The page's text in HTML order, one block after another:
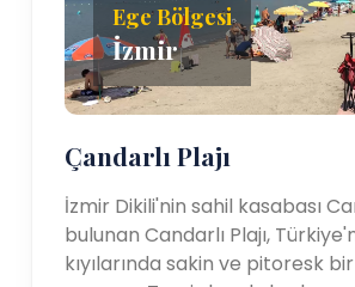
Ege Bölgesi
İzmir
Çandarlı Plajı
İzmir Dikili'nin sahil kasabası
bulunan Candarlı Plajı,
kıyılarında sakin ve pitoresk